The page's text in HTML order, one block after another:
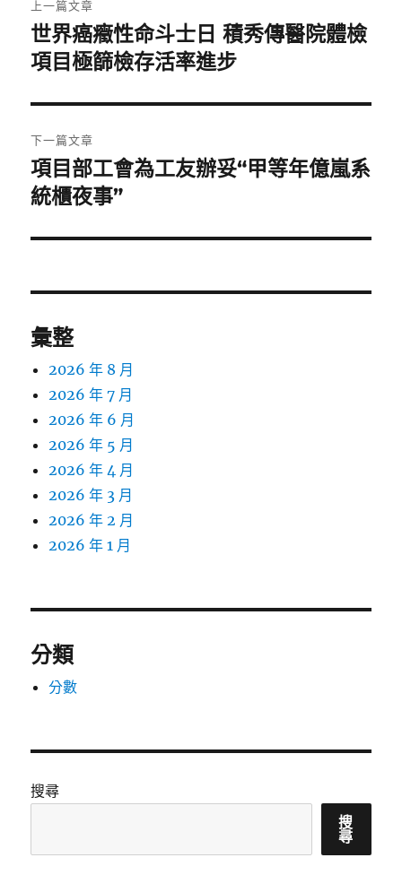
章
導
覽
上一篇文章
上
一
文
章:
世界癌癥性命斗士日 積秀傳醫院體檢
項目極篩檢存活率進步
下一篇文章
下
一
文
項目部工會為工友辦妥“甲等年億嵐系
統櫃夜事”
彙整
2026 年 8 月
2026 年 7 月
2026 年 6 月
2026 年 5 月
2026 年 4 月
2026 年 3 月
2026 年 2 月
2026 年 1 月
分類
分數
搜尋
搜
尋